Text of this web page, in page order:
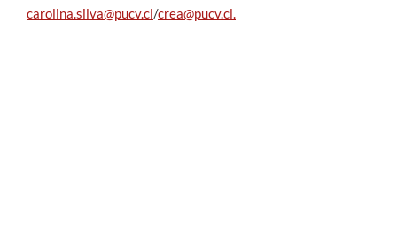
carolina.silva@pucv.cl/crea@pucv.cl.